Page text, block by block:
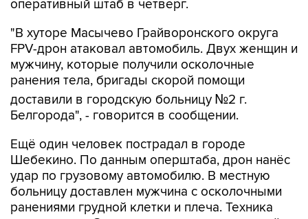
"В хуторе Масычево Грайворонского округа
мужчину, которые получили осколочные
ранения тела, бригады скорой помощи
доставили в городскую больницу №2 г.
Белгорода", - говорится в сообщении.
Ещё один человек пострадал в городе
удар по грузовому автомобилю. В местную
больницу доставлен мужчина с осколочными
ранениями грудной клетки и плеча. Техника
повреждена. От взрыва второго дрона огнём
на территории предприятия уничтожен КамАЗ.